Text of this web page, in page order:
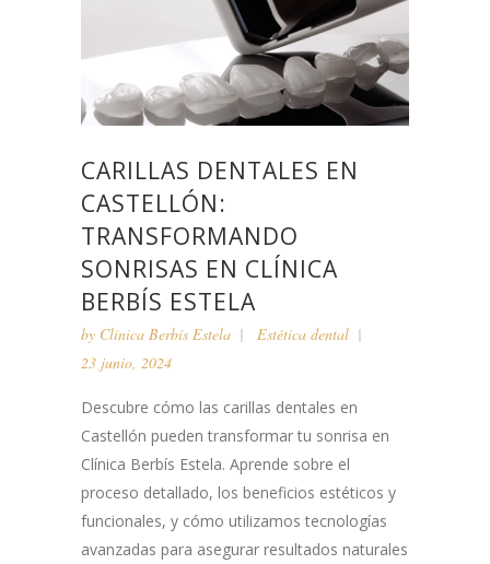
CARILLAS DENTALES EN
CASTELLÓN:
TRANSFORMANDO
SONRISAS EN CLÍNICA
BERBÍS ESTELA
by Clínica Berbís Estela
Estética dental
23 junio, 2024
Descubre cómo las carillas dentales en
Castellón pueden transformar tu sonrisa en
Clínica Berbís Estela. Aprende sobre el
proceso detallado, los beneficios estéticos y
funcionales, y cómo utilizamos tecnologías
avanzadas para asegurar resultados naturales